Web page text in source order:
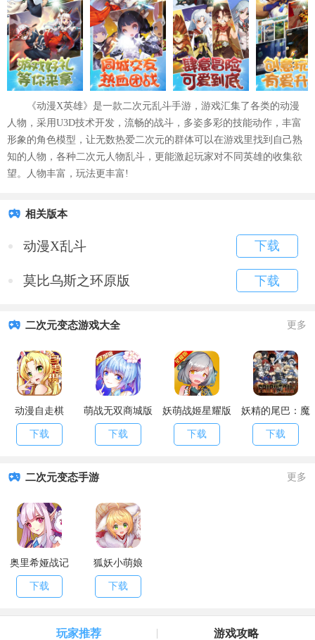
《动漫X英雄》是一款二次元乱斗手游，游戏汇集了各类的动漫
人物，采用U3D技术开发，流畅的战斗，多姿多彩的技能动作，丰富
形象的角色模型，让无数热爱二次元的群体可以在游戏里找到自己熟
知的人物，各种二次元人物乱斗，更能激起玩家对不同英雄的收集欲
望。人物丰富，玩法更丰富!
相关版本
动漫X乱斗 下载
莫比乌斯之环原版 下载
二次元变态游戏大全 更多
动漫自走棋
下载
萌战无双商城版
下载
妖萌战姬星耀版
下载
妖精的尾巴：魔
导少年
下载
二次元变态手游 更多
奥里希娅战记
下载
狐妖小萌娘
下载
玩家推荐 游戏攻略